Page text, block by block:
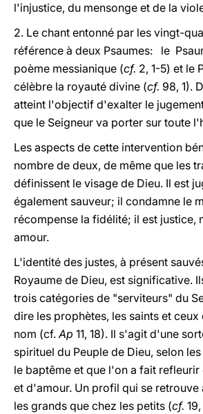
l'injustice, du mensonge et de la
2. Le chant entonné par les vingt-
référence à deux Psaumes: le
poème messianique (cf. 2, 1-5) et le
célèbre la royauté divine (cf. 98, 1).
atteint l'objectif d'exalter le
que le Seigneur va porter sur toute
Les aspects de cette intervention
nombre de deux, de même que les
définissent le visage de Dieu. Il est
également sauveur; il condamne le
récompense la fidélité; il est justice,
amour.
L'identité des justes, à présent
Royaume de Dieu, est significative.
trois catégories de "serviteurs" du
dire les prophètes, les saints et
nom (cf.Ap 11, 18). Il s'agit d'une
spirituel du Peuple de Dieu, selon
le baptême et que l'on a fait refleurir
et d'amour. Un profil qui se retrouve
les grands que chez les petits (cf.